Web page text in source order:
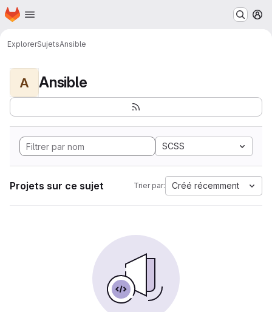
Passer au contenu principal
Page d'accueil
ExplorerSujetsAnsible
A Ansible
SCSS
Projets sur ce sujet Trier par: Créé récemment